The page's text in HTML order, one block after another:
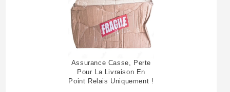
Assurance Casse, Perte
Pour La Livraison En
Point Relais Uniquement !